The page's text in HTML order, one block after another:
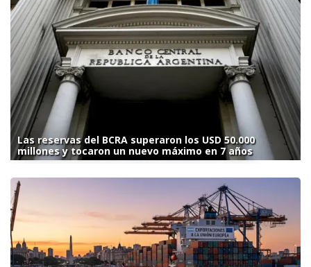
Las reservas del BCRA superaron los USD 50.000
millones y tocaron un nuevo máximo en 7 años